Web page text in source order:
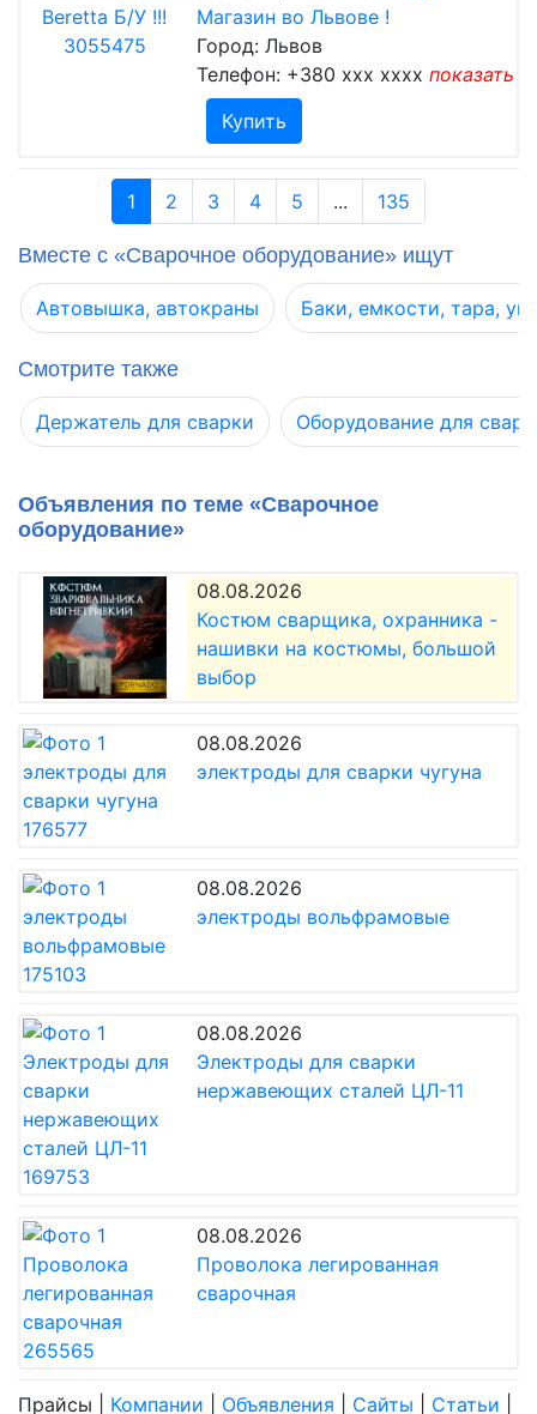
Магазин во Львове !
Город: Львов
Телефон: +380 xxx xxxx показать
Купить
1 2 3 4 5 ... 135
Вместе с «Сварочное оборудование» ищут
Автовышка, автокраны Баки, емкости, тара,
Смотрите также
Держатель для сварки Оборудование для
Объявления по теме «Сварочное
оборудование»
08.08.2026
Костюм сварщика, охранника -
нашивки на костюмы, большой
выбор
08.08.2026
электроды для сварки чугуна
08.08.2026
электроды вольфрамовые
08.08.2026
Электроды для сварки
нержавеющих сталей ЦЛ-11
08.08.2026
Проволока легированная
сварочная
Прайсы Компании Объявления Сайты Статьи